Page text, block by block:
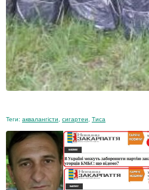
Теги: аквалангісти сигартеи Тиса